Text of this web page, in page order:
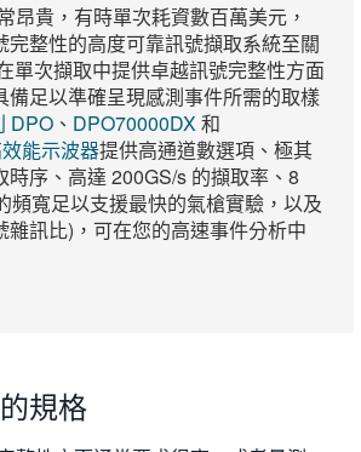
昂貴，有時單次耗資數百萬美元，
完整性的高度可靠訊號擷取系統至關
單次擷取中提供卓越訊號完整性方面
備足以準確呈現感測事件所需的取樣
DPO 、 DPO70000DX和
能示波器提供高通道數選項、極其
時序、高達 200GS/s 的擷取率、8
頻寬足以支援最快的氣槍實驗，以及
雜訊比)，可在您的高速事件分析中
規格